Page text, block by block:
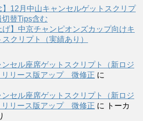
】12月中山キャンセルゲットスクリプ
替Tips含む
げ】中京チャンピオンズカップ向けキ
クリプト（実績あり）
セル座席ゲットスクリプト（新ロジ
リリース版アップ 微修正 に
セル座席ゲットスクリプト（新ロジ
リリース版アップ 微修正 に
トーカ